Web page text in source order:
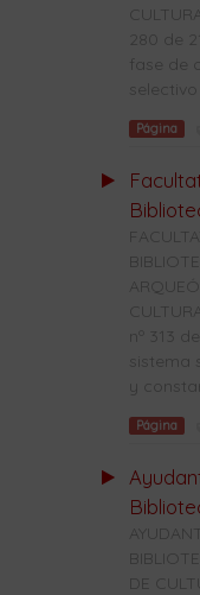
280 de
fase de
Página
nº 313
y
Página
DE